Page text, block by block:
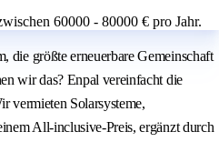
60000 - 80000 € pro Jahr.
die größte erneuerbare Gemeinschaft
wir das? Enpal vereinfacht die
vermieten Solarsysteme,
All-inclusive-Preis, ergänzt durch